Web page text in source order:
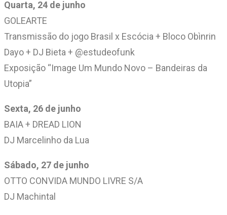
Quarta, 24 de junho
GOLEARTE
Transmissão do jogo Brasil x Escócia + Bloco Obìnrin
Dayo + DJ Bieta + @estudeofunk
Exposição “Image Um Mundo Novo – Bandeiras da
Utopia”
Sexta, 26 de junho
BAIA + DREAD LION
DJ Marcelinho da Lua
Sábado, 27 de junho
OTTO CONVIDA MUNDO LIVRE S/A
DJ Machintal